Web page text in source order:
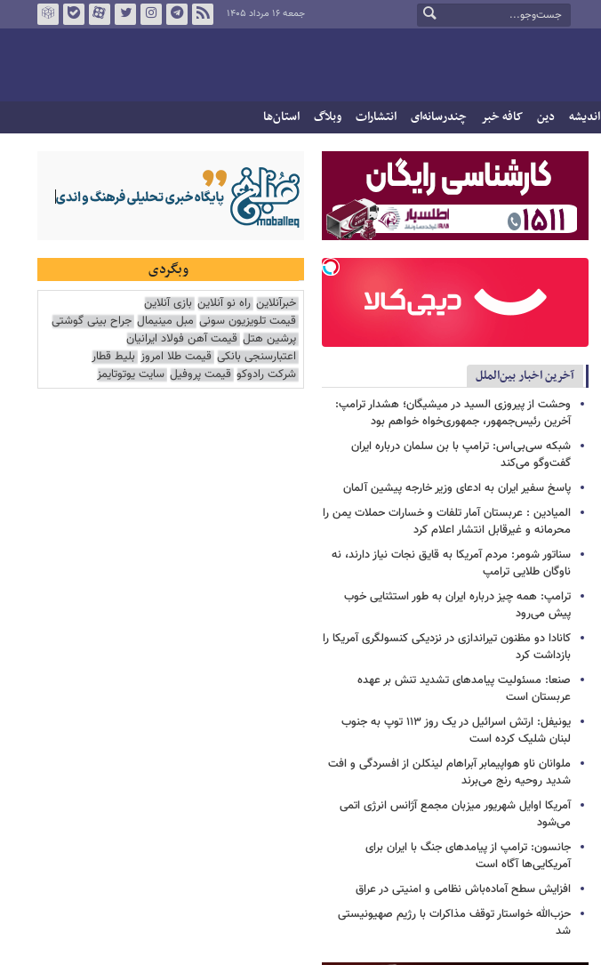
جمعه ۱۶ مرداد ۱۴۰۵
اندیشه دین کافه خبر چندرسانه‌ای انتشارات وبلاگ استان‌ها
آخرین اخبار بین‌الملل
وحشت از پیروزی السید در میشیگان؛ هشدار ترامپ:
آخرین رئیس‌جمهور، جمهوری‌خواه خواهم بود
شبکه سی‌بی‌اس: ترامپ با بن سلمان درباره ایران
گفت‌وگو می‌کند
پاسخ سفیر ایران به ادعای وزیر خارجه پیشین آلمان
المیادین : عربستان آمار تلفات و خسارات حملات یمن را
محرمانه و غیرقابل انتشار اعلام کرد
سناتور شومر: مردم آمریکا به قایق نجات نیاز دارند، نه
ناوگان طلایی ترامپ
ترامپ: همه چیز درباره ایران به طور استثنایی خوب
پیش می‌رود
کانادا دو مظنون تیراندازی در نزدیکی کنسولگری آمریکا را
بازداشت کرد
صنعا: مسئولیت پیامدهای تشدید تنش بر عهده
عربستان است
یونیفل: ارتش اسرائیل در یک روز ۱۱۳ توپ به جنوب
لبنان شلیک کرده است
ملوانان ناو هواپیمابر آبراهام لینکلن از افسردگی و افت
شدید روحیه رنج می‌برند
آمریکا اوایل شهریور میزبان مجمع آژانس انرژی اتمی
می‌شود
جانسون: ترامپ از پیامدهای جنگ با ایران برای
آمریکایی‌ها آگاه است
افزایش سطح آماده‌باش نظامی و امنیتی در عراق
حزب‌الله خواستار توقف مذاکرات با رژیم صهیونیستی
شد
وبگردی
خبرآنلاین راه نو آنلاین بازی آنلاین
قیمت تلویزیون سونی مبل مینیمال جراح بینی گوشتی
پرشین هتل قیمت آهن فولاد ایرانیان
اعتبارسنجی بانکی قیمت طلا امروز بلیط قطار
شرکت رادوکو قیمت پروفیل سایت یوتوتایمز